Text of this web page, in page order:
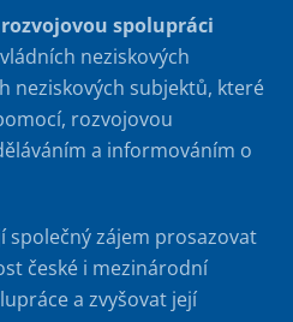
rozvojovou spolupráci
neziskových
neziskových subjektů, které
rozvojovou
a informováním o
společný zájem prosazovat
české i mezinárodní
a zvyšovat její